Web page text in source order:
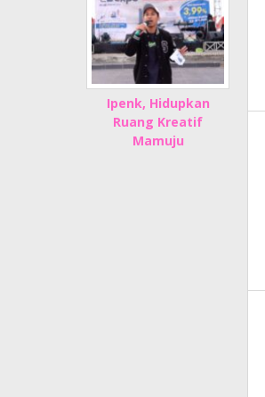
Ipenk, Hidupkan
Ruang Kreatif
Mamuju